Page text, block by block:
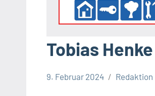
Tobias
9. Februar 2024 Redaktion